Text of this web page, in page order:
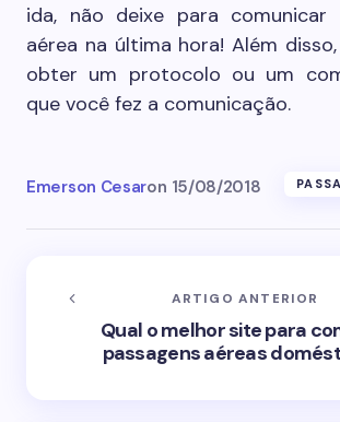
ida, não deixe para comunicar
aérea na última hora! Além
obter um protocolo ou um
que você fez a comunicação.
Emerson Cesaron 15/08/2018
ARTIGO ANTERIOR
Qual o melhor site para
passagens aéreas